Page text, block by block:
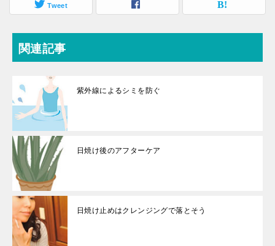
Tweet
関連記事
紫外線によるシミを防ぐ
日焼け後のアフターケア
日焼け止めはクレンジングで落とそう